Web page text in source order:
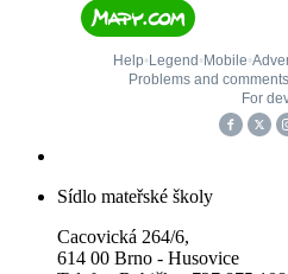
Sídlo mateřské školy
Cacovická 264/6,
614 00 Brno - Husovice